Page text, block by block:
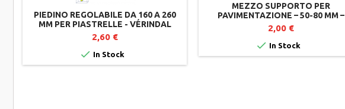
PIEDINO REGOLABILE DA 160 A 260
MM PER PIASTRELLE - VÉRINDAL
2,60 €
 In Stock
MEZZO SUPPORTO PER
PAVIMENTAZIONE – 50-80 MM –
SOLIDOR
2,00 €
 In Stock